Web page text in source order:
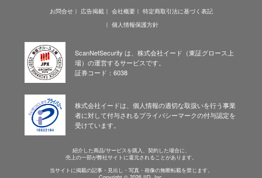
お問合せ 広告掲載 会社概要
特定商取引法に基づく表記
個人情報保護方針
ScanNetSecurity は、株式会社イード（東証グロース上
場）の運営するサービスです。
証券コード：6038
株式会社イードは、個人情報の適切な取扱いを行う事業
者に対して付与されるプライバシーマークの付与認定を
受けています。
紹介した商品/サービスを購入、契約した場合に、
売上の一部が弊社サイトに還元されることがあります。
当サイトに掲載の記事・見出し・写真・画像の無断転載を禁じます。